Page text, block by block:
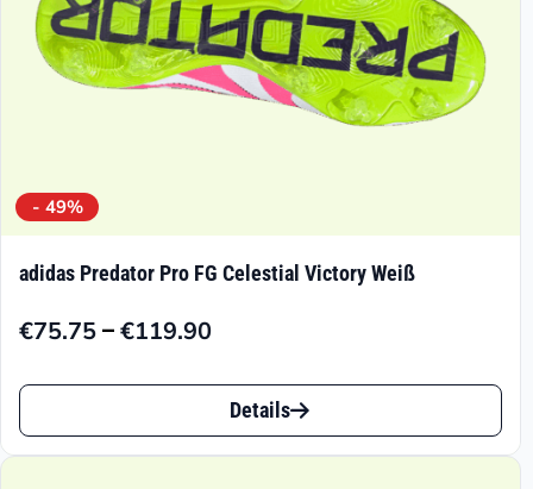
Produktseite
gewählt
werden
- 49%
adidas Predator Pro FG Celestial Victory Weiß
€75.75–€119.90
Preisspanne:
€119.90
Dieses
Produkt
Details